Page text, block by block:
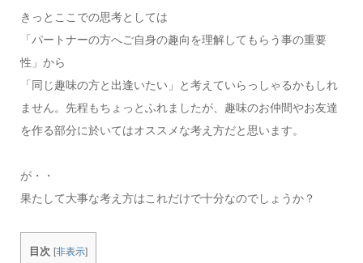
きっとここでの思考としては
「パートナーの方へご自身の趣向を理解してもらう事の重要
性」から
「同じ趣味の方と出逢いたい」と考えていらっしゃるかもしれ
ません。 先程もちょっとふれましたが、趣味のお仲間やお友達
を作る部分に於いてはオススメな考え方だと思います。
が・・
果たして大事な考え方はこれだけで十分なのでしょうか？
目次 [非表示]